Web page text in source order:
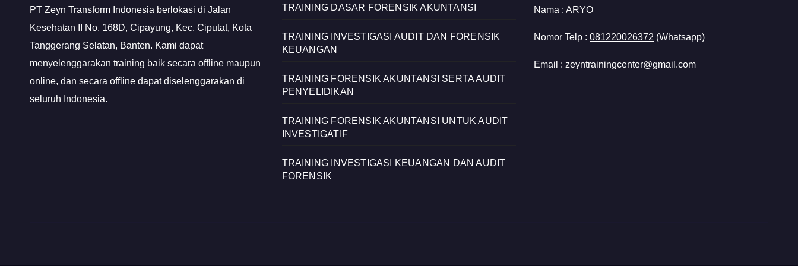
PT Zeyn Transform Indonesia berlokasi di Jalan
Kesehatan II No. 168D, Cipayung, Kec. Ciputat, Kota
Tanggerang Selatan, Banten. Kami dapat
menyelenggarakan training baik secara offline maupun
online, dan secara offline dapat diselenggarakan di
seluruh Indonesia.
TRAINING DASAR FORENSIK AKUNTANSI
TRAINING INVESTIGASI AUDIT DAN FORENSIK
KEUANGAN
TRAINING FORENSIK AKUNTANSI SERTA AUDIT
PENYELIDIKAN
TRAINING FORENSIK AKUNTANSI UNTUK AUDIT
INVESTIGATIF
TRAINING INVESTIGASI KEUANGAN DAN AUDIT
FORENSIK
Nama :ARYO
Nomor Telp :081220026372 (Whatsapp)
Email : zeyntrainingcenter@gmail.com